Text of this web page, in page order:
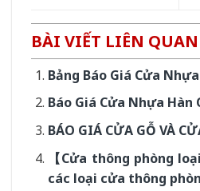
BÀI VIẾT LIÊN QUAN
Bảng Báo Giá Cửa
Báo Giá Cửa Nhựa Hàn
BÁO GIÁ CỬA GỖ VÀ
【Cửa thông phòng
các loại cửa thông